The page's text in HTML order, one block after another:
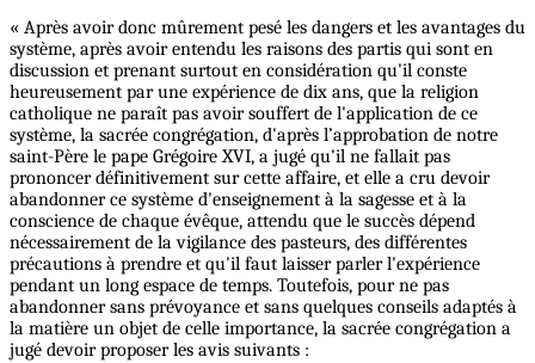
« Après avoir donc mûrement pesé les dangers et les avantages du
système, après avoir entendu les raisons des partis qui sont en
discussion et prenant surtout en considération qu'il conste
heureusement par une expérience de dix ans, que la religion
catholique ne paraît pas avoir souffert de l'application de ce
système, la sacrée congrégation, d'après l’approbation de notre
saint-Père le pape Grégoire XVI, a jugé qu'il ne fallait pas
prononcer définitivement sur cette affaire, et elle a cru devoir
abandonner ce système d'enseignement à la sagesse et à la
conscience de chaque évêque, attendu que le succès dépend
nécessairement de la vigilance des pasteurs, des différentes
précautions à prendre et qu'il faut laisser parler l'expérience
pendant un long espace de temps. Toutefois, pour ne pas
abandonner sans prévoyance et sans quelques conseils adaptés à
la matière un objet de celle importance, la sacrée congrégation a
jugé devoir proposer les avis suivants :